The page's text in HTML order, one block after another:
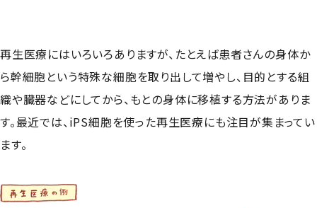
再生医療にはいろいろありますが、たとえば患者さんの身体か
ら幹細胞という特殊な細胞を取り出して増やし、目的とする組
織や臓器などにしてから、もとの身体に移植する方法がありま
す。最近では、iPS細胞を使った再生医療にも注目が集まってい
ます。